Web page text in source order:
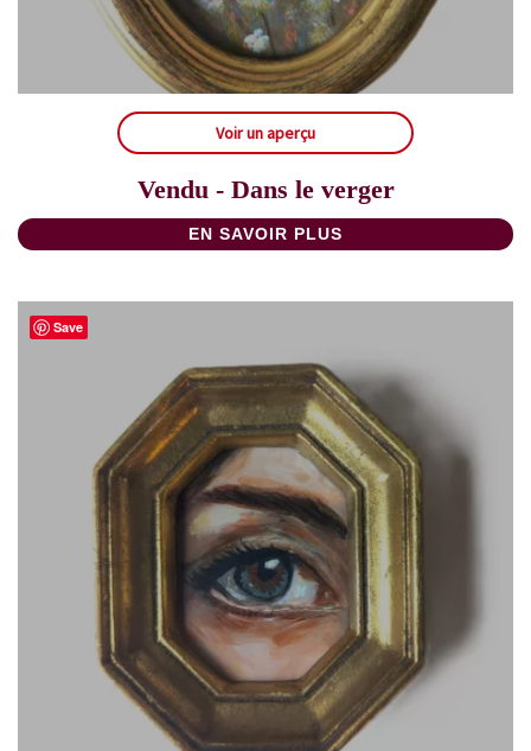
Voir un aperçu
Vendu - Dans le verger
EN SAVOIR PLUS
Save